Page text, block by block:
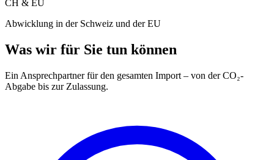
CH & EU
Abwicklung in der Schweiz und der EU
Was wir für Sie tun können
Ein Ansprechpartner für den gesamten Import – von der CO₂-
Abgabe bis zur Zulassung.